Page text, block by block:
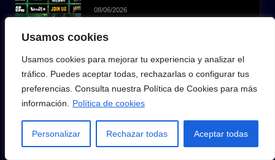
Usamos cookies
Usamos cookies para mejorar tu experiencia y analizar el
tráfico. Puedes aceptar todas, rechazarlas o configurar tus
preferencias. Consulta nuestra Política de Cookies para más
información.
Política de cookies
Personalizar Rechazar todas Aceptar todas
08/06/2026